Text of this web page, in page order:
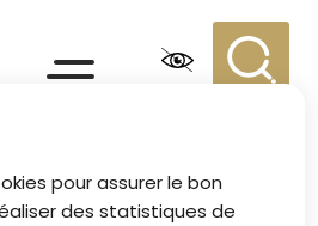
pour assurer le bon
des statistiques de
principal
Consulter
le plan du
site
Menu principal
Menu